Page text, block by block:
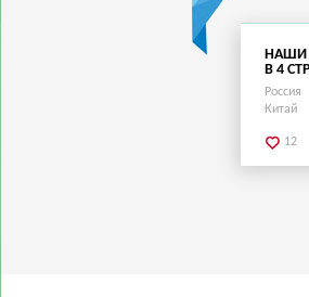
НАШИ
В 4
Россия
Китай
12